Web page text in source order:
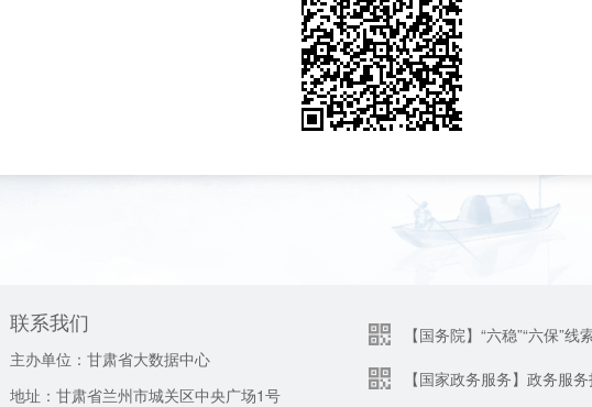
联系我们
主办单位：甘肃省大数据中心
地址：甘肃省兰州市城关区中央广场1号
【国务院】“六稳”“六保”线
【国家政务服务】政务服务